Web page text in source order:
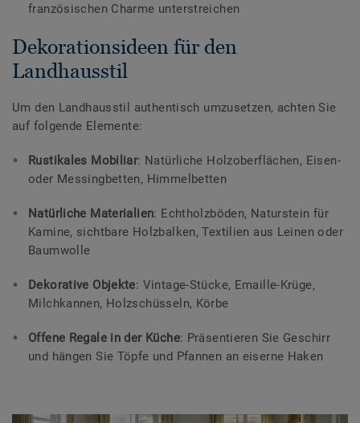
französischen Charme unterstreichen
Dekorationsideen für den
Landhausstil
Um den Landhausstil authentisch umzusetzen, achten Sie
auf folgende Elemente:
Rustikales Mobiliar: Natürliche Holzoberflächen, Eisen-
oder Messingbetten, Himmelbetten
Natürliche Materialien: Echtholzböden, Naturstein für
Kamine, sichtbare Holzbalken, Textilien aus Leinen oder
Baumwolle
Dekorative Objekte: Vintage-Stücke, Emaille-Krüge,
Milchkannen, Holzschüsseln, Körbe
Offene Regale in der Küche: Präsentieren Sie Geschirr
und hängen Sie Töpfe und Pfannen an eiserne Haken